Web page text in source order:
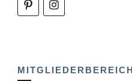
MITGLIEDERBEREICH